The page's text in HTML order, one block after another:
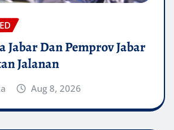
Jabar Dan Pemprov Jabar
Jalanan
Aug 8, 2026